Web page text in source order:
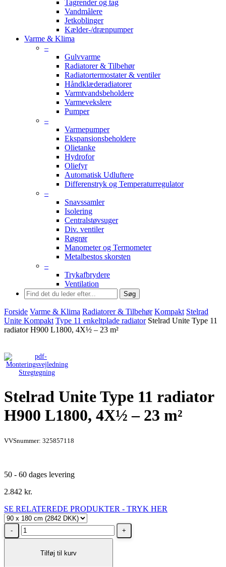
Tagrender og tag
Vandmålere
Jetkoblinger
Kælder-/drænpumper
Varme & Klima
–
Gulvvarme
Radiatorer & Tilbehør
Radiatortermostater & ventiler
Håndklæderadiatorer
Varmtvandsbeholdere
Varmevekslere
Pumper
–
Varmepumper
Ekspansionsbeholdere
Olietanke
Hydrofor
Oliefyr
Automatisk Udluftere
Differenstryk og Temperaturregulator
–
Snavssamler
Isolering
Centralstøvsuger
Div. ventiler
Røgrør
Manometer og Termometer
Metalbestos skorsten
–
Trykafbrydere
Ventilation
Søg
Forside Varme & Klima Radiatorer & Tilbehør Kompakt Stelrad
Unite Kompakt Type 11 enkeltplade radiator Stelrad Unite Type 11
radiator H900 L1800, 4X½ – 23 m²
Stregtegning
Stelrad Unite Type 11 radiator
H900 L1800, 4X½ – 23 m²
VVSnummer: 325857118
50 - 60 dages levering
2.842 kr.
SE RELATEREDE PRODUKTER - TRYK HER
Stelrad
Unite
Tilføj til kurv